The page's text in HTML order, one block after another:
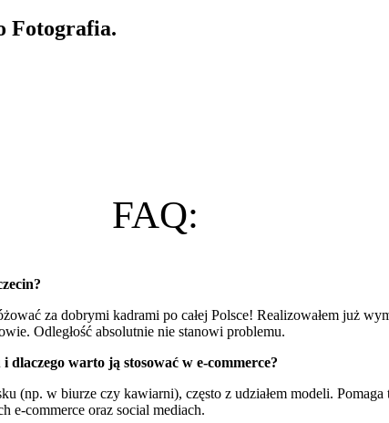
Fotografia.
FAQ:
za dobrymi kadrami po całej Polsce! Realizowałem już
Odległość absolutnie nie stanowi problemu.
warto ją stosować w e-commerce?
(np. w biurze czy kawiarni), często z udziałem modeli.
e-commerce oraz social mediach.